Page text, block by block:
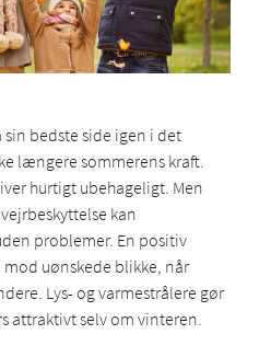
sin bedste side igen i det
længere sommerens kraft.
hurtigt ubehageligt. Men
kan
problemer. En positiv
uønskede blikke, når
Lys- og varmestrålere gør
attraktivt selv om vinteren.